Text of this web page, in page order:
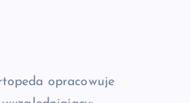
opracowuje